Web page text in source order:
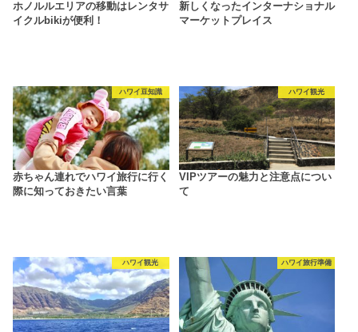
ホノルルエリアの移動はレンタサ
イクルbikiが便利！
新しくなったインターナショナル
マーケットプレイス
ハワイ豆知識
赤ちゃん連れでハワイ旅行に行く
際に知っておきたい言葉
ハワイ観光
VIPツアーの魅力と注意点につい
て
ハワイ観光 ハワイ旅行準備